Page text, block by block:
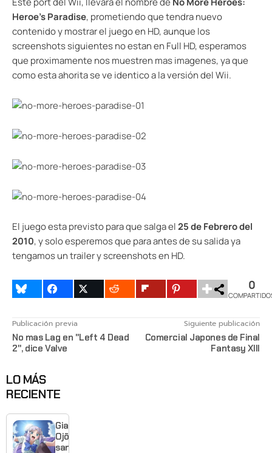
Heroe’s Paradise, prometiendo que tendra nuevo
contenido y mostrar el juego en HD, aunque los
screenshots siguientes no estan en Full HD, esperamos
que proximamente nos muestren mas imagenes, ya que
como esta ahorita se ve identico a la versión del Wii.
El juego esta previsto para que salga el25 de Febrero del
2010, y solo esperemos que para antes de su salida ya
tengamos un trailer y screenshots en HD.
0
Publicación previa
No mas Lag en "Left 4 Dead
2", dice Valve
Siguiente publicación
Comercial Japones de Final
Fantasy XIII
LO MÁS
RECIENTE
Giant
Ojō-
sama